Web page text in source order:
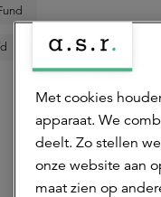
Met cookies
apparaat. We
deelt. Zo stellen
onze website aan
maat zien op